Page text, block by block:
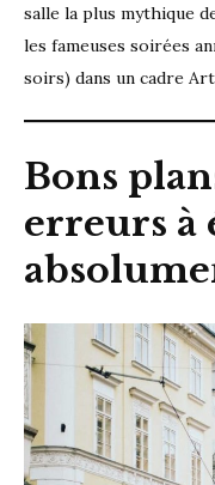
salle la plus mythique
les fameuses soirées
soirs) dans un cadre
Bons
erreurs à